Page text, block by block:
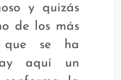
y quizás
de los más
que se ha
aquí un